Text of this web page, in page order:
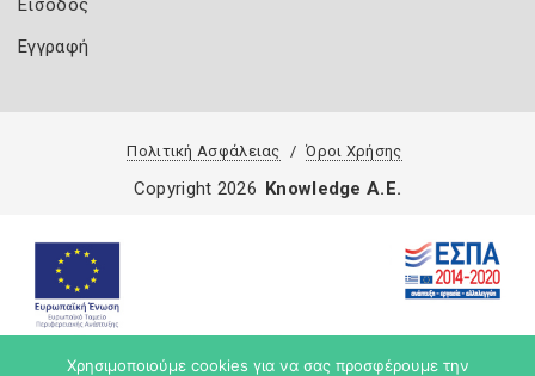
Είσοδος
Εγγραφή
Πολιτική Ασφάλειας Όροι Χρήσης
Χρησιμοποιούμε cookies για να σας προσφέρουμε την
Copyright 2026 Knowledge A.E.